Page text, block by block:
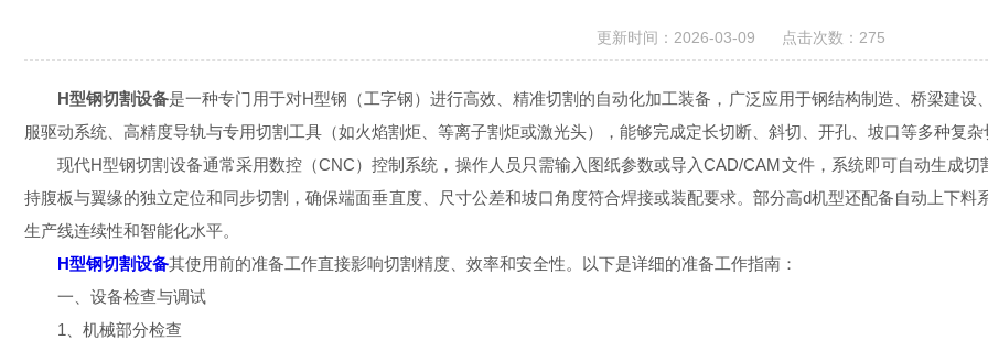
更新时间：2026-03-09 点击次数：275
H型钢切割设备是一种专门用于对H型钢（工字钢）进行高效、精准切割的自动化加工装备，广泛应用于钢结构制造、桥梁建
服驱动系统、高精度导轨与专用切割工具（如火焰割炬、等离子割炬或激光头），能够完成定长切断、斜切、开孔、坡口等多种复杂
现代H型钢切割设备通常采用数控（CNC）控制系统，操作人员只需输入图纸参数或导入CAD/CAM文件，系统即可自动生成切
持腹板与翼缘的独立定位和同步切割，确保端面垂直度、尺寸公差和坡口角度符合焊接或装配要求。部分高d机型还配备自动上下料
生产线连续性和智能化水平。
H型钢切割设备其使用前的准备工作直接影响切割精度、效率和安全性。以下是详细的准备工作指南：
一、设备检查与调试
1、机械部分检查